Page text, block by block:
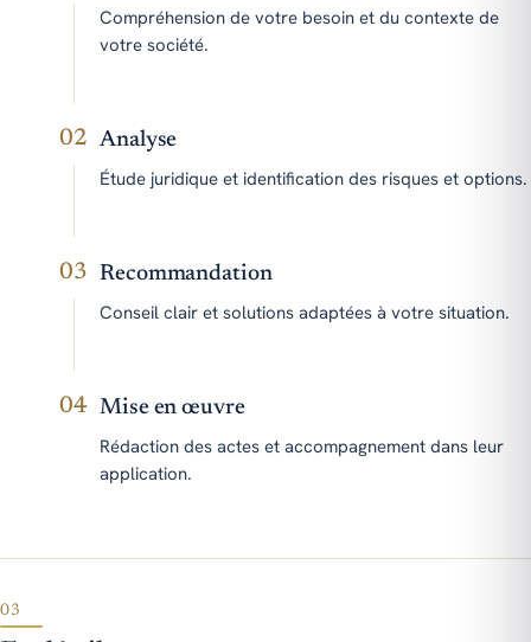
Compréhension de votre besoin et du contexte de
votre société.
02 Analyse
Étude juridique et identification des risques et options.
03 Recommandation
Conseil clair et solutions adaptées à votre situation.
04 Mise en œuvre
Rédaction des actes et accompagnement dans leur
application.
03